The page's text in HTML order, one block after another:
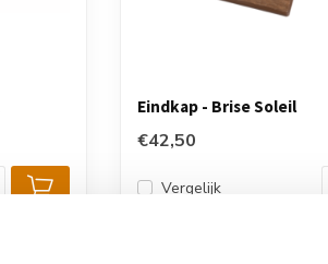
Eindkap - Brise Soleil
€42,50
Vergelijk